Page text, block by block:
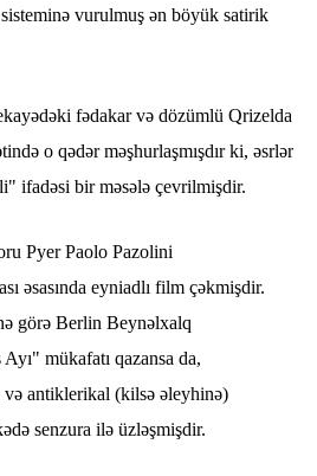
vurulmuş ən böyük satirik
fədakar və dözümlü Qrizelda
o qədər məşhurlaşmışdır ki, əsrlər
ifadəsi bir məsələ çevrilmişdir.
Pyer Paolo Pazolini
əsasında eyniadlı film çəkmişdir.
görə Berlin Beynəlxalq
mükafatı qazansa da,
antiklerikal (kilsə əleyhinə)
senzura ilə üzləşmişdir.